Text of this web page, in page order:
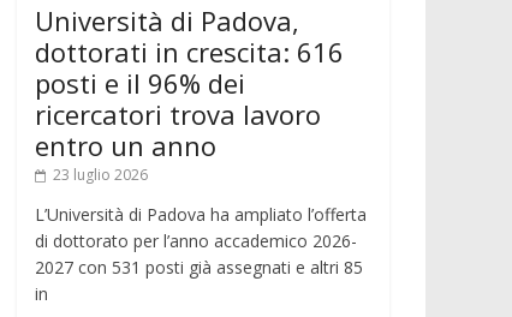
Università di Padova,
dottorati in crescita: 616
posti e il 96% dei
ricercatori trova lavoro
entro un anno
23 luglio 2026
L’Università di Padova ha ampliato l’offerta
di dottorato per l’anno accademico 2026-
2027 con 531 posti già assegnati e altri 85
in